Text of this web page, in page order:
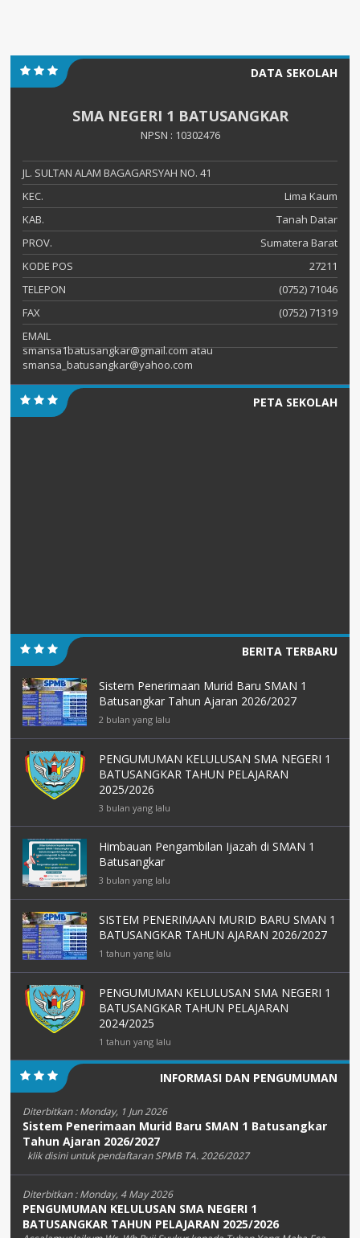
DATA SEKOLAH
SMA NEGERI 1 BATUSANGKAR
NPSN : 10302476
JL. SULTAN ALAM BAGAGARSYAH NO. 41
KEC.
Lima Kaum
KAB.
Tanah Datar
PROV.
Sumatera Barat
KODE POS
27211
TELEPON
(0752) 71046
FAX
(0752) 71319
EMAIL
smansa1batusangkar@gmail.com atau
smansa_batusangkar@yahoo.com
PETA SEKOLAH
BERITA TERBARU
Sistem Penerimaan Murid Baru SMAN 1
Batusangkar Tahun Ajaran 2026/2027
2 bulan yang lalu
PENGUMUMAN KELULUSAN SMA NEGERI 1
BATUSANGKAR TAHUN PELAJARAN
2025/2026
3 bulan yang lalu
Himbauan Pengambilan Ijazah di SMAN 1
Batusangkar
3 bulan yang lalu
SISTEM PENERIMAAN MURID BARU SMAN 1
BATUSANGKAR TAHUN AJARAN 2026/2027
1 tahun yang lalu
PENGUMUMAN KELULUSAN SMA NEGERI 1
BATUSANGKAR TAHUN PELAJARAN
2024/2025
1 tahun yang lalu
INFORMASI DAN PENGUMUMAN
Diterbitkan :Monday, 1 Jun 2026
Sistem Penerimaan Murid Baru SMAN 1 Batusangkar
Tahun Ajaran 2026/2027
klik disini untuk pendaftaran SPMB TA. 2026/2027
Diterbitkan :Monday, 4 May 2026
PENGUMUMAN KELULUSAN SMA NEGERI 1
BATUSANGKAR TAHUN PELAJARAN 2025/2026